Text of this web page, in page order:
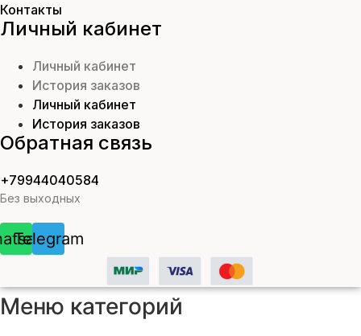
Контакты
Личный кабинет
Личный кабинет
История заказов
Личный кабинет
История заказов
Обратная связь
+79944040584
Без выходных
Telegram
Меню категорий